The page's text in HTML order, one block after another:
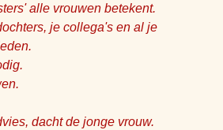
alle vrouwen betekent.
je collega's en al je
dacht de jonge vrouw.